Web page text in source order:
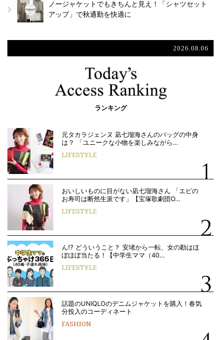
ノージャケットでもきちんと見え！「シャツセット
アップ」で秋通勤を快適に
2026.08.06
ランキング
元タカラジェンヌ 凪七瑠海さんのバッグの中身
は？ 「ユニークな小物を楽しみながら…
LIFESTYLE
おいしいものに目がない凪七瑠海さん 「エビの
お寿司は断然生派です」【宝塚歌劇団O…
LIFESTYLE
ん!? どういうこと？ 安堵から一転、女の勘はほ
ぼほぼ当たる！【中学生ママ（40…
LIFESTYLE
話題のUNIQLOのデニムジャケットを購入！春気
分投入のコーディネート
FASHION